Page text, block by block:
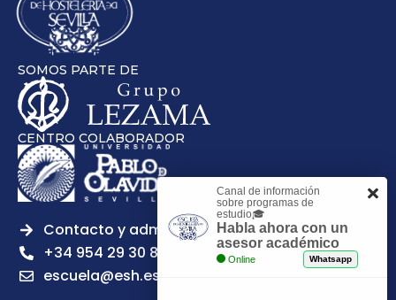
SOMOS PARTE DE
CENTRO COLABORADOR
Contacto y admisiones
+34 954 29 30 81
escuela@esh.es
Canal de información
sobre programas de
estudio🎓
Habla ahora con un
asesor académico
Online Whatsapp